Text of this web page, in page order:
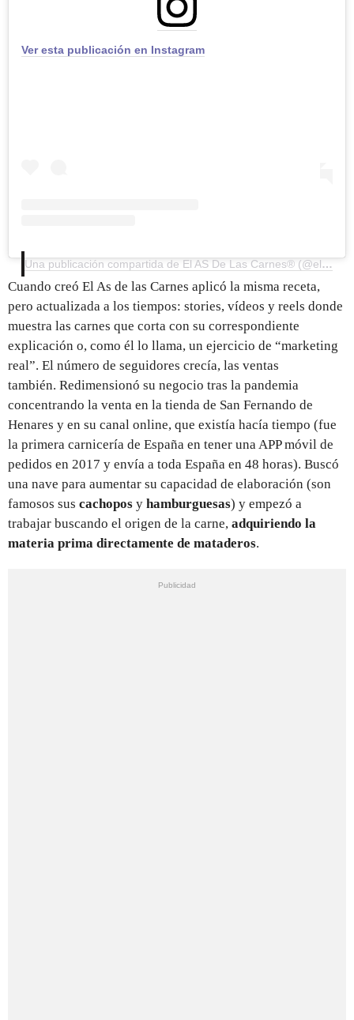
Ver esta publicación en Instagram
Una publicación compartida de El AS De Las Carnes®️ (@elasdelascarnes)
Cuando creó El As de las Carnes aplicó la misma receta,
pero actualizada a los tiempos: stories, vídeos y reels donde
muestra las carnes que corta con su correspondiente
explicación o, como él lo llama, un ejercicio de “marketing
real”. El número de seguidores crecía, las ventas
también. Redimensionó su negocio tras la pandemia
concentrando la venta en la tienda de San Fernando de
Henares y en su canal online, que existía hacía tiempo (fue
la primera carnicería de España en tener una APP móvil de
pedidos en 2017 y envía a toda España en 48 horas). Buscó
una nave para aumentar su capacidad de elaboración (son
famosos sus cachopos y hamburguesas) y empezó a
trabajar buscando el origen de la carne, adquiriendo la
materia prima directamente de mataderos.